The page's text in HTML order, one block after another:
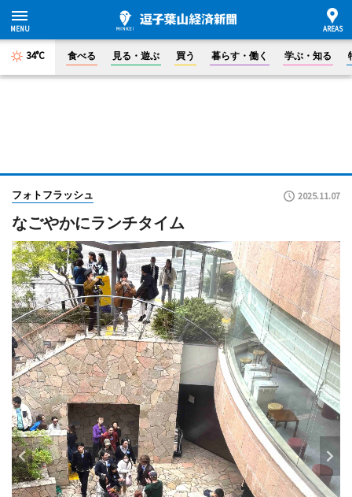
34°C 食べる 見る・遊ぶ 買う 暮らす・働く 学ぶ・知る
フォトフラッシュ 2025.11.07
なごやかにランチタイム